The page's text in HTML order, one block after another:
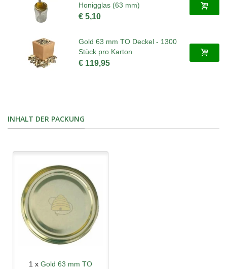
Honigglas (63 mm)
€ 5,10
Gold 63 mm TO Deckel - 1300
Stück pro Karton
€ 119,95
INHALT DER PACKUNG
1 x Gold 63 mm TO